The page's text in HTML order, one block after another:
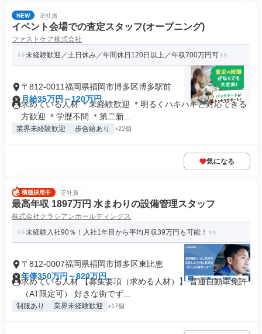
NEW 正社員
イベント会場での査定スタッフ(オープニング)
ファストケア株式会社
未経験歓迎／土日休み／年間休日120日以上／年収700万円可
〒812-0011福岡県福岡市博多区博多駅前
月給35万円～120万円
求めている人材 ＊未経験歓迎 ＊明るくハキハキと対応できる
方歓迎 ＊学歴不問 ＊第二新...
業界未経験歓迎 歩合給あり +22個
気になる
正社員
最高年収 1897万円 水まわりの設備管理スタッフ
株式会社クラシアンホールディングス
未経験入社90％！入社1年目から平均月収39万円も可能！
〒812-0007福岡県福岡市博多区東比恵
年俸350万円～820万円
求めている人材 【募集要項（求める人材）】 普通自動車免許
（AT限定可） 好きな街でず...
制服あり 業界未経験歓迎 +17個